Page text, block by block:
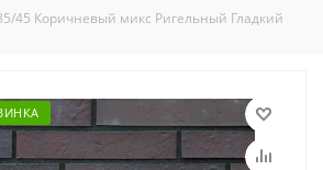
45 Коричневый микс Ригельный Гладкий